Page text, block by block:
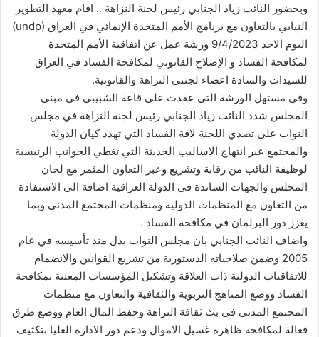
وبحضور النائب زياد الجنابي رئيس لجنة النزاهة .. اقام معهد التطوير
النيابي بالتعاون مع برنامج الأمم المتحدة الإنمائي في العراق (undp)
اليوم الاحد 9/4/2023 ورشة عمل عن اتفاقية الأمم المتحدة
لمكافحة الفساد و الإصلاح القانوني لمكافحة الفساد في العراق
للسيدات والسادة اعضاء لجنتي النزاهة والقانونية.
وفي مستهل الورشة التي عقدت على قاعة الشبيبي في مبنى
المجلس شدد النائب زياد الجنابي رئيس لجنة النزاهة في مجلس
النواب على تصدي اللجنة لافة الفساد التي تهدد كيان الدولة
والمجتمع عبر انتهاج الاساليب الحديثة التي تغطي الجوانب الرئيسية
لوظيفة النائب من رقابة وتشريع وعبر التعاون المثمر مع لجان
المجلس والجهات الساندة في الدولة العراقية اضافة الى الاستفادة
من التعاون مع المنظمات الدولية ومنظمات المجتمع المدني وبما
يعزز دور البرلمان في مكافحة الفساد .
واضاف النائب الجنابي بان مجلس النواب بذل منذ تأسيسه في عام
2005 وضمن صلاحياته الدستورية من تشريع القوانين والانضمام
للاتفاقيات الدولية ذات العلاقة وتشكيل المؤسسات المعنية بمكافحة
الفساد ووضع المناهج التربوية والثقافية والتعاون مع منظمات
المجتمع المدني في بث ثقافة النزاهة وحفظ المال العام ووضع طرق
فعالة لمكافحة ظاهرة غسيل الاموال ودعم دور الادارة العليا بتكثيف